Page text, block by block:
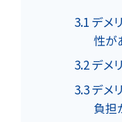
3.1 デメ
性が
3.2 デメ
3.3 デメ
負担